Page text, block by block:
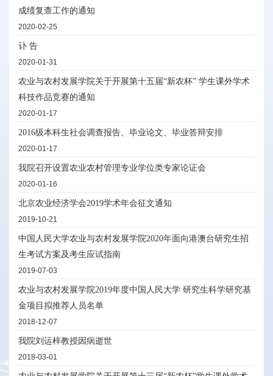
成绩复查工作的通知
2020-02-25
讣 告
2020-01-31
农业与农村发展学院关于开展第十五届“新农杯” 学生课外学术
科技作品竞赛的通知
2020-01-17
2016级本科生社会调查报告、毕业论文、毕业答辩安排
2020-01-17
我院召开设置农业农村管理专业学位类专家论证会
2020-01-16
北京农业经济学会2019学术年会征文通知
2019-10-21
中国人民大学农业与农村发展学院2020年面向港澳台研究生招
生考试方案及考生应试指南
2019-07-03
农业与农村发展学院2019年度中国人民大学 研究生科学研究基
金项目拟推荐人员名单
2018-12-07
我院刘运梓教授因病逝世
2018-03-01